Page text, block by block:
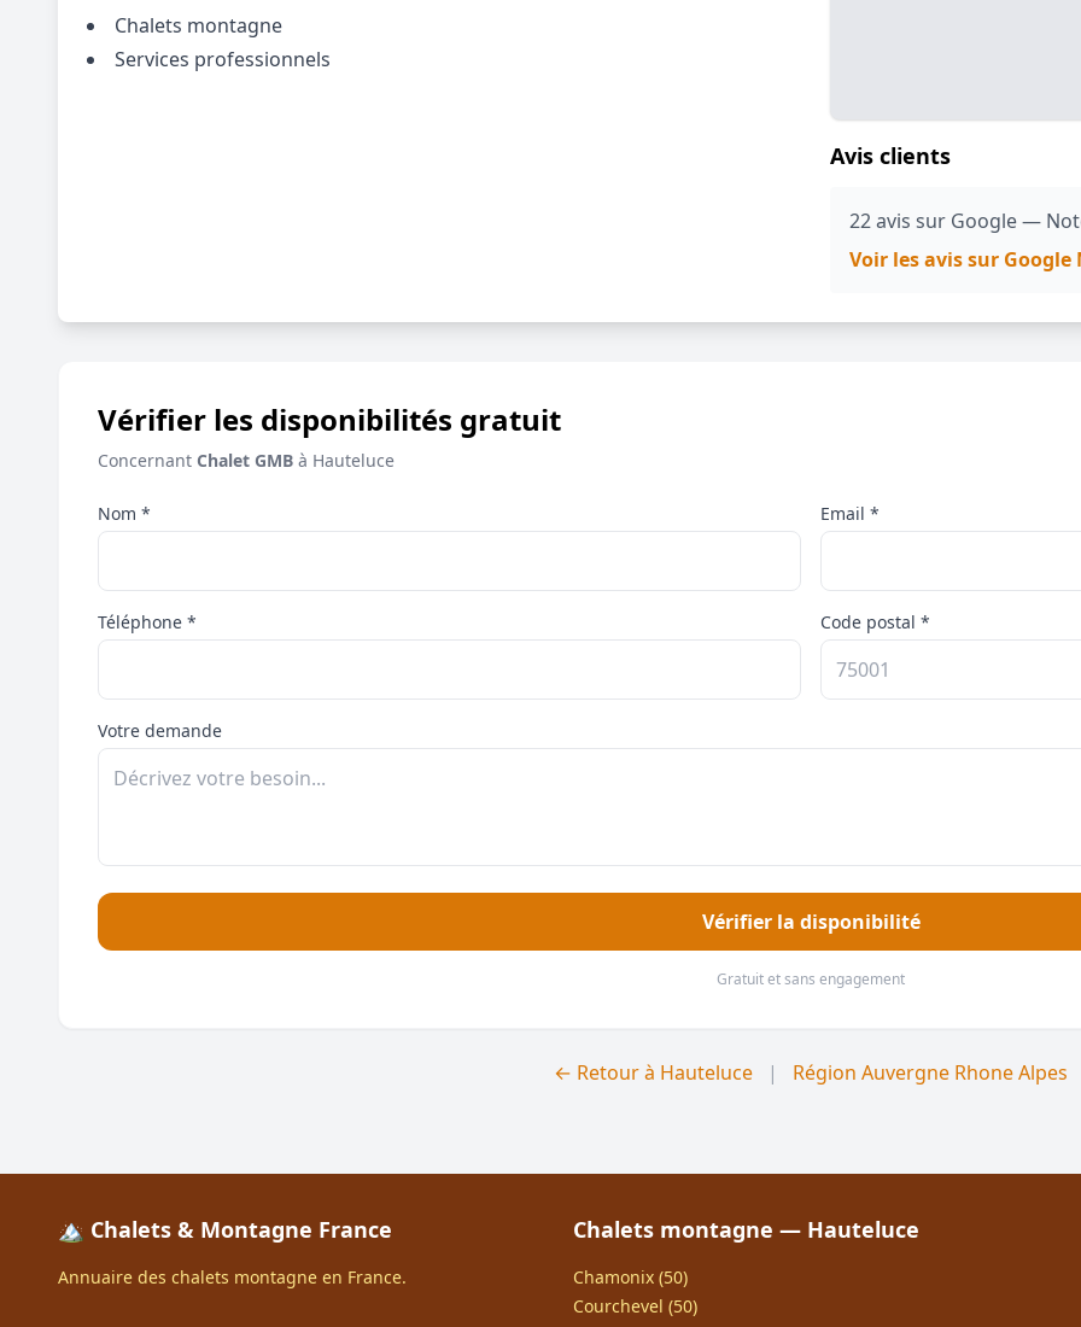
Chalets montagne
Services professionnels
Avis clients
22 avis sur Google —
Voir les avis sur Google
Vérifier les disponibilités gratuit
Concernant Chalet GMB à Hauteluce
Nom * Email *
Téléphone * Code postal *
Votre demande
Vérifier la disponibilité
Gratuit et sans engagement
← Retour à Hauteluce | Région Auvergne Rhone Alpes
🏔️ Chalets & Montagne France
Annuaire des chalets montagne en France.
Chalets montagne — Hauteluce
Chamonix (50)
Courchevel (50)